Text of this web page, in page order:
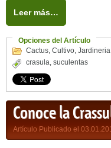
Leer más…
Opciones del Artículo
Cactus, Cultivo,
crasula, suculentas
Conoce la
Artículo Publicado el